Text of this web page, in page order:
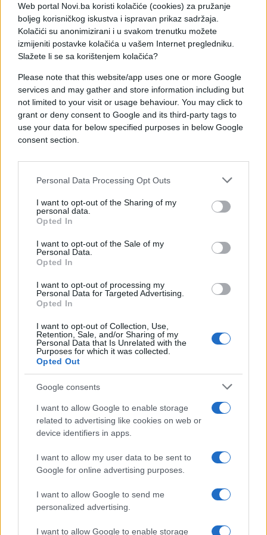
Web portal Novi.ba koristi kolačiće (cookies) za pružanje
boljeg korisničkog iskustva i ispravan prikaz sadržaja.
Kolačići su anonimizirani i u svakom trenutku možete
izmijeniti postavke kolačića u vašem Internet pregledniku.
Slažete li se sa korištenjem kolačića?
Please note that this website/app uses one or more Google
services and may gather and store information including but
not limited to your visit or usage behaviour. You may click to
grant or deny consent to Google and its third-party tags to
use your data for below specified purposes in below Google
consent section.
Personal Data Processing Opt Outs
I want to opt-out of the Sharing of my
personal data.
Opted In
I want to opt-out of the Sale of my
Personal Data.
Opted In
I want to opt-out of processing my
Personal Data for Targeted Advertising.
Opted In
I want to opt-out of Collection, Use,
Retention, Sale, and/or Sharing of my
Personal Data that Is Unrelated with the
Purposes for which it was collected.
Opted Out
Google consents
I want to allow Google to enable storage
related to advertising like cookies on web or
device identifiers in apps.
I want to allow my user data to be sent to
Google for online advertising purposes.
I want to allow Google to send me
personalized advertising.
I want to allow Google to enable storage
Na sjednici Izvršnog komiteta SNSD-a razmatrani
su i dobri rezultati stranke osvojeni na proteklim
lokalnim izborima.
(Fena)
#referendum rs #nikola špirić
#neradni dan